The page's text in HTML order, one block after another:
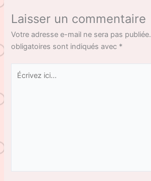
Laisser un commentaire
Votre adresse e-mail ne sera pas publiée.
obligatoires sont indiqués avec *
Écrivez
ici…